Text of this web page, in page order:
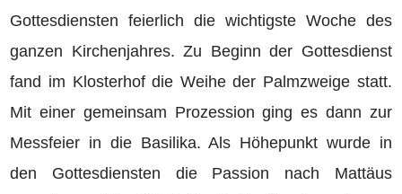
Gottesdiensten feierlich die wichtigste Woche des
ganzen Kirchenjahres. Zu Beginn der Gottesdienst
fand im Klosterhof die Weihe der Palmzweige statt.
Mit einer gemeinsam Prozession ging es dann zur
Messfeier in die Basilika. Als Höhepunkt wurde in
den Gottesdiensten die Passion nach Mattäus